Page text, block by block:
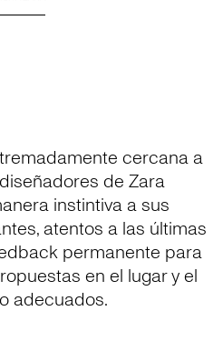
cercana a
de Zara
instintiva a sus
atentos a las últimas
permanente para
en el lugar y el
adecuados.